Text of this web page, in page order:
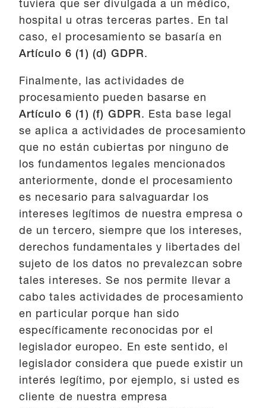
tuviera que ser divulgada a un médico,
hospital u otras terceras partes. En tal
caso, el procesamiento se basaría en
Artículo 6 (1) (d) GDPR.
Finalmente, las actividades de
procesamiento pueden basarse en
Artículo 6 (1) (f) GDPR. Esta base legal
se aplica a actividades de procesamiento
que no están cubiertas por ninguno de
los fundamentos legales mencionados
anteriormente, donde el procesamiento
es necesario para salvaguardar los
intereses legítimos de nuestra empresa o
de un tercero, siempre que los intereses,
derechos fundamentales y libertades del
sujeto de los datos no prevalezcan sobre
tales intereses. Se nos permite llevar a
cabo tales actividades de procesamiento
en particular porque han sido
específicamente reconocidas por el
legislador europeo. En este sentido, el
legislador considera que puede existir un
interés legítimo, por ejemplo, si usted es
cliente de nuestra empresa